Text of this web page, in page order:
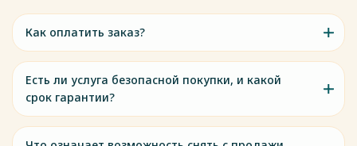
Как оплатить заказ?
Есть ли услуга безопасной покупки, и какой
срок гарантии?